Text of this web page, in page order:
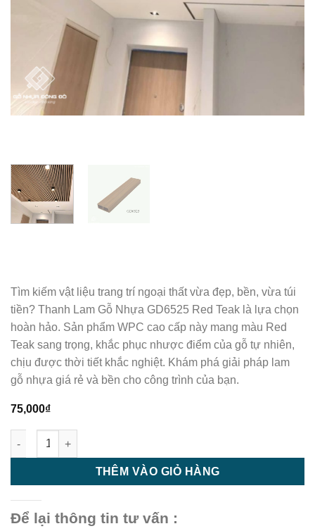
Tìm kiếm vật liệu trang trí ngoại thất vừa đẹp, bền, vừa túi
tiền? Thanh Lam Gỗ Nhựa GD6525 Red Teak là lựa chọn
hoàn hảo. Sản phẩm WPC cao cấp này mang màu Red
Teak sang trọng, khắc phục nhược điểm của gỗ tự nhiên,
chịu được thời tiết khắc nghiệt. Khám phá giải pháp lam
gỗ nhựa giá rẻ và bền cho công trình của bạn.
75,000₫
Thanh Lam Gỗ Nhựa GD6525 Red Teak - Lam Gỗ Nhựa Giá Rẻ
THÊM VÀO GIỎ HÀNG
Để lại thông tin tư vấn :